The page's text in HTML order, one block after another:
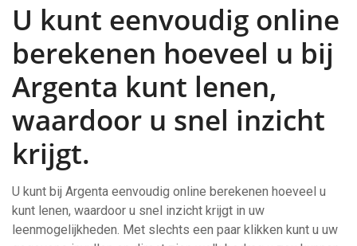
U kunt eenvoudig online
berekenen hoeveel u bij
Argenta kunt lenen,
waardoor u snel inzicht
krijgt.
U kunt bij Argenta eenvoudig online berekenen hoeveel u
kunt lenen, waardoor u snel inzicht krijgt in uw
leenmogelijkheden. Met slechts een paar klikken kunt u uw